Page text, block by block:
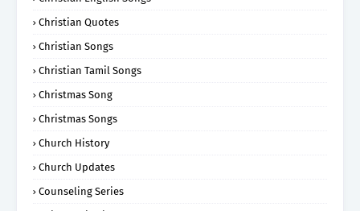
Christian Quotes
Christian Songs
Christian Tamil Songs
Christmas Song
Christmas Songs
Church History
Church Updates
Counseling Series